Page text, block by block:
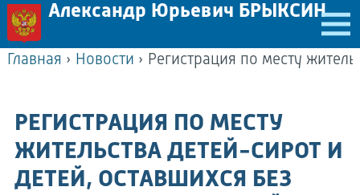
Александр Юрьевич БРЫКСИН
Главная › Новости ›
РЕГИСТРАЦИЯ ПО МЕСТУ
ЖИТЕЛЬСТВА ДЕТЕЙ-СИРОТ И
ДЕТЕЙ, ОСТАВШИХСЯ БЕЗ